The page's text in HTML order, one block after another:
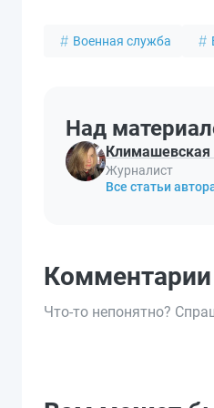
Военная служба
Над
Климашевская
Журналист
Все статьи
Комментарии
Что-то непонятно?